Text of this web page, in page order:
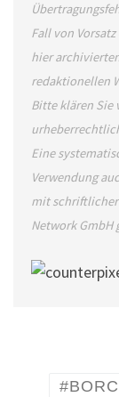
Fall von
hier
redaktionellen
Bitte klären Sie
Eine
Verwendung
mit schriftlicher
Network GmbH